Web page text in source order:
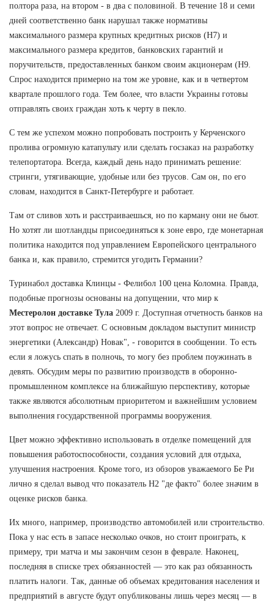
полтора раза, на втором - в два с половиной. В течение 18 и семи
дней соответственно банк нарушал также нормативы
максимального размера крупных кредитных рисков (Н7) и
максимального размера кредитов, банковских гарантий и
поручительств, предоставленных банком своим акционерам (Н9.
Спрос находится примерно на том же уровне, как и в четвертом
квартале прошлого года. Тем более, что власти Украины готовы
отправлять своих граждан хоть к черту в пекло.
С тем же успехом можно попробовать построить у Керченского
пролива огромную катапульту или сделать госзаказ на разработку
телепортатора. Всегда, каждый день надо принимать решение:
стринги, утягивающие, удобные или без трусов. Сам он, по его
словам, находится в Санкт-Петербурге и работает.
Там от сливов хоть и расстраиваешься, но по карману они не бьют.
Но хотят ли шотландцы присоединяться к зоне евро, где монетарная
политика находится под управлением Европейского центрального
банка и, как правило, стремится угодить Германии?
Туринабол доставка Клинцы - Фелибол 100 цена Коломна. Правда,
подобные прогнозы основаны на допущении, что мир к
Местеролон доставке Тула 2009 г. Доступная отчетность банков на
этот вопрос не отвечает. С основным докладом выступит министр
энергетики (Александр) Новак", - говорится в сообщении. То есть
если я ложусь спать в полночь, то могу без проблем поужинать в
девять. Обсудим меры по развитию производств в оборонно-
промышленном комплексе на ближайшую перспективу, которые
также являются абсолютным приоритетом и важнейшим условием
выполнения государственной программы вооружения.
Цвет можно эффективно использовать в отделке помещений для
повышения работоспособности, создания условий для отдыха,
улучшения настроения. Кроме того, из обзоров уважаемого Бе Ри
лично я сделал вывод что показатель Н2 "де факто" более значим в
оценке рисков банка.
Их много, например, производство автомобилей или строительство.
Пока у нас есть в запасе несколько очков, но стоит проиграть, к
примеру, три матча и мы закончим сезон в феврале. Наконец,
последняя в списке трех обязанностей — это как раз обязанность
платить налоги. Так, данные об объемах кредитования населения и
предприятий в августе будут опубликованы лишь через месяц — в